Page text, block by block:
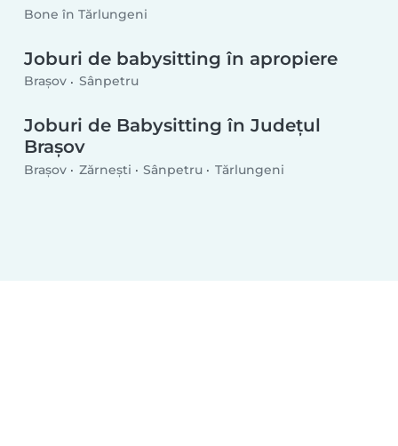
Bone în Tărlungeni
Joburi de babysitting în apropiere
Brașov Sânpetru
Joburi de Babysitting în Județul
Brașov
Brașov Zărnești Sânpetru Tărlungeni